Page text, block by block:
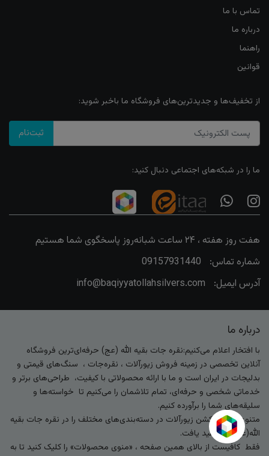
تماس با ما
درباره ما
راهنما
قوانین
از تخفیف‌ها و جدیدترین‌های فروشگاه ما باخبر شوید:
ثبت‌نام
ما را در شبکه‌های اجتماعی دنبال کنید:
هفت روز هفته ، ۲۴ ساعت شبانه‌روز پاسخگوی شما هستیم
شماره تماس:
09157931440
آدرس ایمیل:
info@baqiyyatollahsilvers.com
درباره ما
با افتخار اعلام می‌کنیم:نقره جات بقیه الله (عج) حرفه‌ای‌ترین فروشگاه
آنلاین تخصصی در زمینه فروش زیورآلات ، نقره‌جات ، سنگ‌های قیمتی و
بدلیجات در ایران است و ما با ارائه محصولاتی با کیفیت، طراحی‌های برتر و
خدماتی شخصی و حرفه‌ای، تمام تلاشمان را می‌کنیم تا خواسته‌ها و
سلیقه‌های شما را برآورده کنیم.
متنوع‌ترین کالکشن زیورآلات در دسته‌بندی‌های مختلف را در نقره جات بقیه
الله(عج) خواهید یافت.
فقط کافیست از بالای همین صفحه ، «منوی محصولات» را کلیک کنید تا به